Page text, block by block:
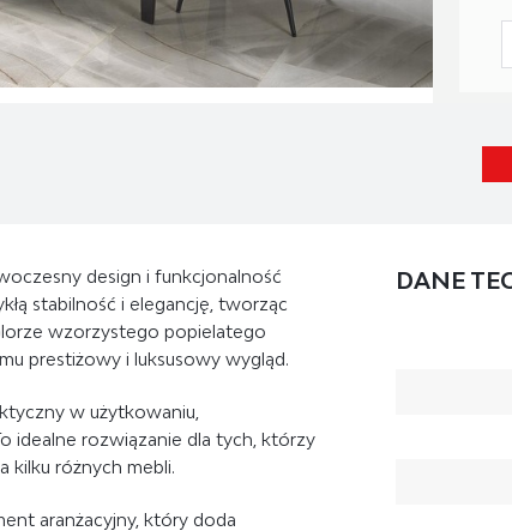
design i funkcjonalność
stabilność i elegancję, tworząc
wzorzystego popielatego
prestiżowy i luksusowy wygląd.
w użytkowaniu,
idealne rozwiązanie dla tych, którzy
kilku różnych mebli.
aranżacyjny, który doda
DANE